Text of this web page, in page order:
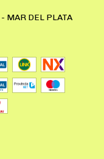
MAR DEL PLATA